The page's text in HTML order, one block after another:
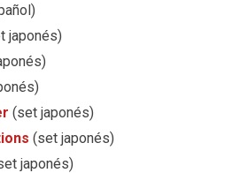
japonés)
(set japonés)
(set japonés)
japonés)